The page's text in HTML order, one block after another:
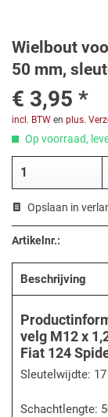
Wielbout
50 mm,
€ 3,95 *
incl. BTW en plus.
Op voorraad,
Opslaan in
Artikelnr.:
Beschrijving
velg M12 x
Fiat 124
Sleutelwijdte: 17
Schachtlengte: